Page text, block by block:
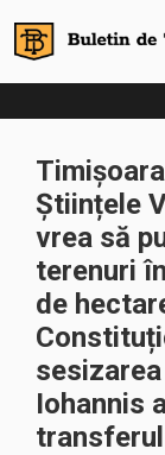
Științele
vrea să
terenuri
de
Iohannis